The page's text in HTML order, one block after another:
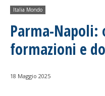
Italia Mondo
Parma-
formazioni e
18 Maggio 2025